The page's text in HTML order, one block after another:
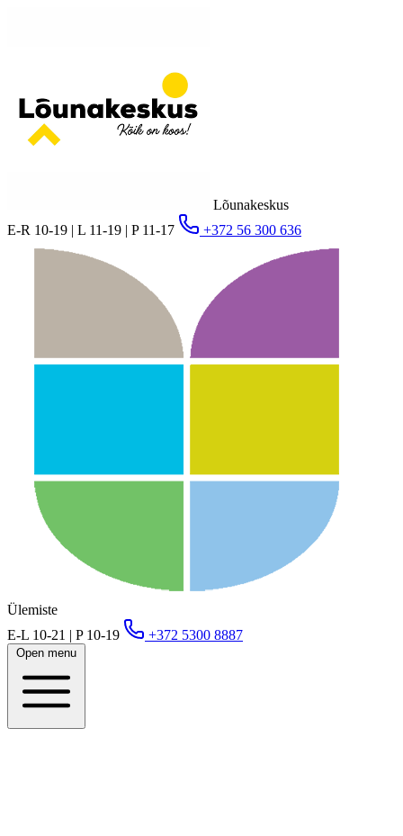
Lõunakeskus
E-R 10-19 | L 11-19 | P 11-17
+372 56 300 636
Ülemiste
E-L 10-21 | P 10-19
+372 5300 8887
Open menu